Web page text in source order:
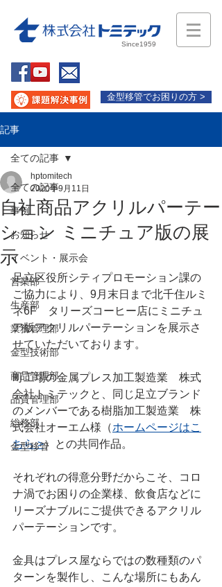
Since1959
金型移管でお困りの方 >
記事
全ての記事
事例
お知らせ
イベント・展示会
営業部
生産部
業務管理部
金型技術部
商品管理部
品質管理部
総務部
金型移管
全ての記事
自社商品アクリルパーテー
ション ミニチュア版の展
示
hptomitech
2020年9月11日
足立区役所シティプロモーション課の
ご協力により、9月末日まで北千住ルミ
ネ6F　タリーズコーヒー店にミニチュ
ア版アクリルパーテーションを展示さ
せていただいております。
町工場の金属プレス加工製造業　株式
会社トミテックと、同じ足立ブランド
のメンバーである樹脂加工製造業　株
式会社オーエム様（ホームページはこ
ちら >）との共同作品。
それぞれの得意分野だからこそ、コロ
ナ渦でお困りの企業様、飲食店などに
リーズナブルにご提供できるアクリル
パーテーションです。
金具はプレス屋ならではの数種類のパ
ターンを製作し、こんな場所にもあん